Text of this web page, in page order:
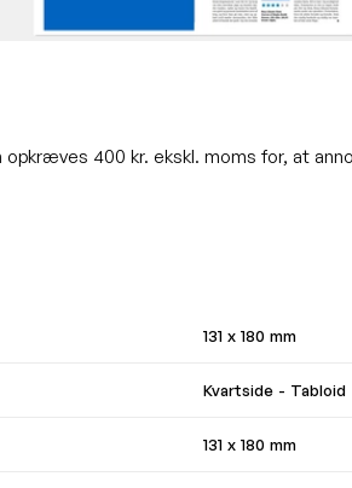
400 kr. ekskl. moms for, at
131 x 180 mm
Kvartside - Tabloid
131 x 180 mm